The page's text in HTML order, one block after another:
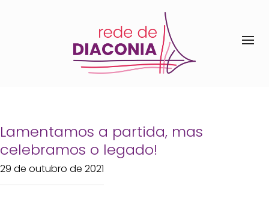
Lamentamos a partida, mas
celebramos o legado!
29 de outubro de 2021